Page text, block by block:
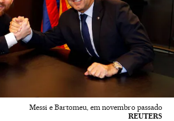
Messi e Bartomeu, em novembro passado
REUTERS